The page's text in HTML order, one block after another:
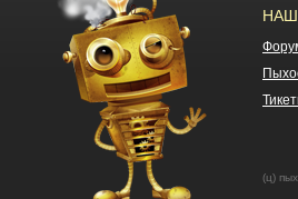
(ц)